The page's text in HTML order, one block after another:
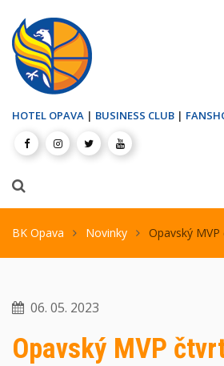
HOTEL OPAVA | BUSINESS CLUB |
BK Opava Novinky Opavský MVP
06. 05. 2023
Opavský MVP